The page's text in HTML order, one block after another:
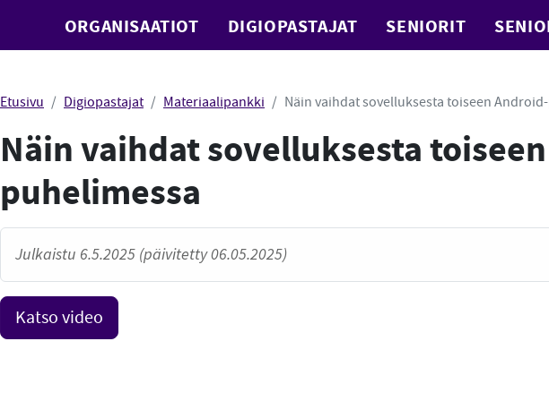
ORGANISAATIOT DIGIOPASTAJAT SENIORIT
Etusivu Digiopastajat Materiaalipankki Näin vaihdat sovelluksesta toiseen
Näin vaihdat sovelluksesta
puhelimessa
Julkaistu 6.5.2025 (päivitetty 06.05.2025)
Katso video